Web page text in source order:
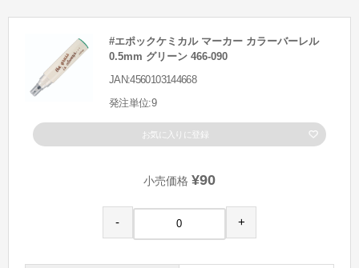
#エポックケミカル マーカー カラーバーレル
0.5mm グリーン 466-090
JAN:4560103144668
発注単位:9
お気に入りに登録
小売価格 ¥90
- +